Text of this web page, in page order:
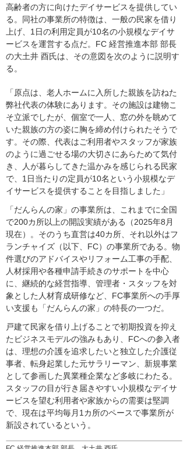
高齢者の方に向けたデイサービスを提供してい
る。同社の事業所の特徴は、一般の民家を借り
上げ、1日の利用定員が10名の小規模なデイサ
ービスを運営する点だ。FC 経営推進本部 部長
の大土井 酉氏は、その意図を次のように説明す
る。
「原点は、老人ホームに入所した親族を訪ねた
弊社代表の体験にあります。その施設は建物こ
そ立派でしたが、個室で一人、窓の外を眺めて
いた親族の方の姿に胸を締め付けられたそうで
す。その際、代表はご利用者やスタッフが家族
のように過ごせる場の大切さにあらためて気付
き、人が暮らしてきた温かみを感じられる民家
で、1日当たりの定員が10名という小規模なデ
イサービスを提供することを目指しました」
「だんらんの家」の事業所は、これまでに全国
で200カ所以上の開設実績がある（2025年8月
現在）。そのうち直営は40カ所、それ以外はフ
ランチャイズ（以下、FC）の事業所である。物
件選びのアドバイスやリフォーム工事の手配、
人材採用や各種申請手続きのサポートを中心
に、継続的な経営指導、管理者・スタッフを対
象とした人材育成研修など、FC事業所への手厚
い支援も「だんらんの家」の特長の一つだ。
戸建て民家を借り上げることで初期投資を抑え
たビジネスモデルの強みもあり、FCへの参入者
は、理想の介護を追求したいと独立した介護従
事者、転身起業した元サラリーマン、新規事業
として参画した異業種企業など多岐にわたる。
スタッフの目が行き届きやすい小規模なデイサ
ービスを望む利用者や家族からの需要は堅調
で、現在は平均毎月1カ所のペースで事業所が
新設されているという。